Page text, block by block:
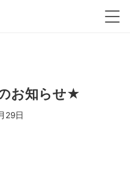
お知らせ★
29日